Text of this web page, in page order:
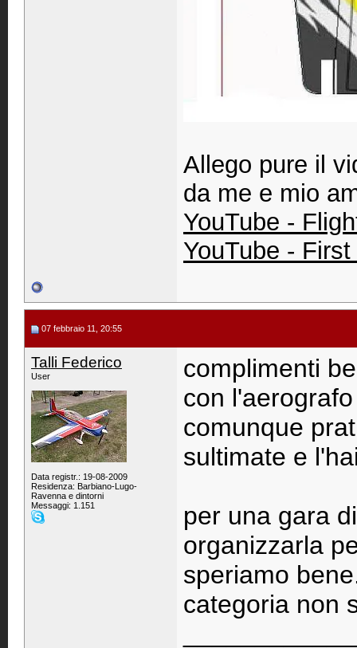
Allego pure il
da me e mio
YouTube -
YouTube -
07 febbraio 11, 20:55
Talli Federico
User
Data registr.: 19-08-2009
Residenza: Barbiano-Lugo-
Ravenna e dintorni
Messaggi: 1.151
complimenti
con
comunque
sultimate e
per una gara
organizzarla
speriamo
categoria non